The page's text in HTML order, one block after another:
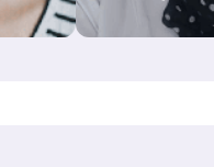
em1985,
Social em